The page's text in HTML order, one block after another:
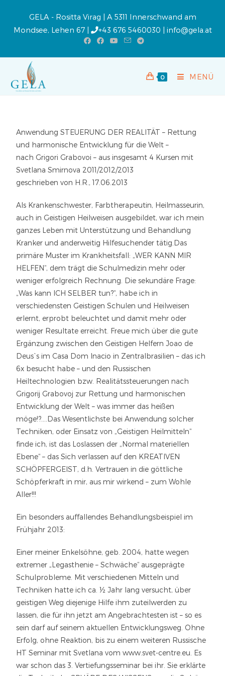
GELA - Rositta Virag | A 5311 Innerschwand am
Mondsee, Lehen 67 |
+43 676 5460030 | info@gela.at
0 MENÜ
Anwendung STEUERUNG DER REALITÄT – Rettung
und harmonische Entwicklung für die Welt –
nach Grigori Grabovoi – aus insgesamt 4 Kursen mit
Svetlana Smirnova 2011/2012/2013
geschrieben von H.R., 17.06.2013
Als Krankenschwester, Farbtherapeutin, Heilmasseurin,
auch in Geistigen Heilweisen ausgebildet, war ich mein
ganzes Leben mit Unterstützung und Behandlung
Kranker und anderweitig Hilfesuchender tätig.Das
primäre Muster im Krankheitsfall: „WER KANN MIR
HELFEN“, dem trägt die Schulmedizin mehr oder
weniger erfolgreich Rechnung. Die sekundäre Frage:
„Was kann ICH SELBER tun?“, habe ich in
verschiedensten Geistigen Schulen und Heilweisen
erlernt, erprobt beleuchtet und damit mehr oder
weniger Resultate erreicht. Freue mich über die gute
Ergänzung zwischen den Geistigen Helfern Joao de
Deus`s im Casa Dom Inacio in Zentralbrasilien – das ich
6x besucht habe – und den Russischen
Heiltechnologien bzw. Realitätssteuerungen nach
Grigorij Grabovoj zur Rettung und harmonischen
Entwicklung der Welt – was immer das heißen
möge!?….Das Wesentlichste bei Anwendung solcher
Techniken, oder Einsatz von „Geistigen Heilmitteln“
finde ich, ist das Loslassen der „Normal materiellen
Ebene“ – das Sich verlassen auf den KREATIVEN
SCHÖPFERGEIST, d.h. Vertrauen in die göttliche
Schöpferkraft in mir, aus mir wirkend – zum Wohle
Aller!!!
Ein besonders auffallendes Behandlungsbeispiel im
Frühjahr 2013:
Einer meiner Enkelsöhne, geb. 2004, hatte wegen
extremer „Legasthenie – Schwäche“ ausgeprägte
Schulprobleme. Mit verschiedenen Mitteln und
Techniken hatte ich ca. ½ Jahr lang versucht, über
geistigen Weg diejenige Hilfe ihm zuteilwerden zu
lassen, die für ihn jetzt am Angebrachtesten ist – so es
sein darf auf seinem aktuellen Entwicklungsweg. Ohne
Erfolg, ohne Reaktion, bis zu einem weiteren Russische
HT Seminar mit Svetlana vom www.svet-centre.eu. Es
war schon das 3. Vertiefungsseminar bei ihr. Sie erklärte